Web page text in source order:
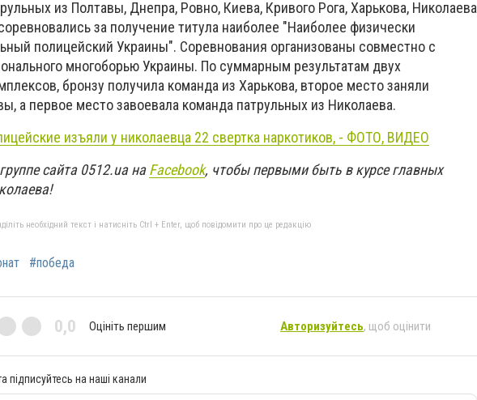
из Полтавы, Днепра, Ровно, Киева, Кривого Рога, Харькова, Николаева
за получение титула наиболее "Наиболее физически
полицейский Украины". Соревнования организованы совместно с
многоборью Украины. По суммарным результатам двух
бронзу получила команда из Харькова, второе место заняли
а первое место завоевала команда патрульных из Николаева.
изъяли у николаевца 22 свертка наркотиков, - ФОТО, ВИДЕО
сайта 0512.ua наFacebook, чтобы первыми быть в курсе главных
необхідний текст і натисніть Ctrl + Enter, щоб повідомити про це редакцію
#победа
0,0 Оцініть першим Авторизуйтесь, щоб оцінити
підписуйтесь на наші канали